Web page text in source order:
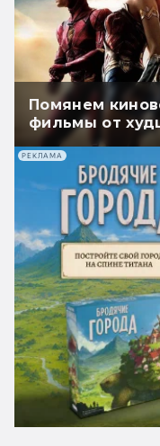
Помянем
фильмы от
РЕКЛАМА